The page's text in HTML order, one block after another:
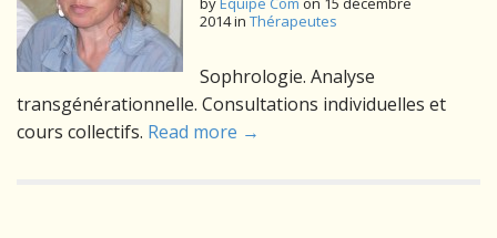
2014in Thérapeutes
Sophrologie. Analyse
transgénérationnelle. Consultations individuelles et
cours collectifs. Read more →